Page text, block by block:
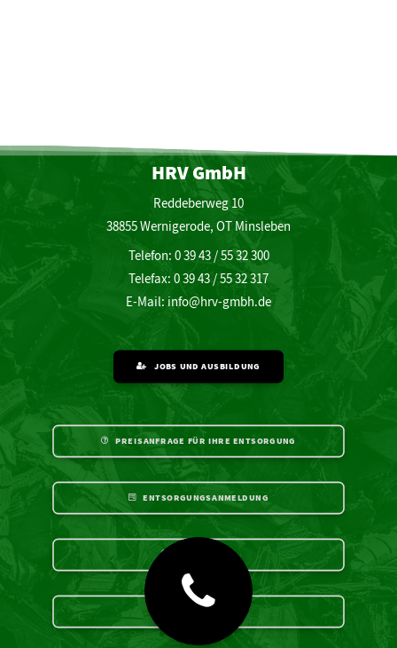
HRV GmbH
Reddeberweg 10
38855 Wernigerode, OT Minsleben
Telefon: 0 39 43 / 55 32 300
Telefax: 0 39 43 / 55 32 317
E-Mail: info@hrv-gmbh.de
JOBS UND AUSBILDUNG
PREISANFRAGE FÜR IHRE ENTSORGUNG
ENTSORGUNGSANMELDUNG
ZERTIFIKATE